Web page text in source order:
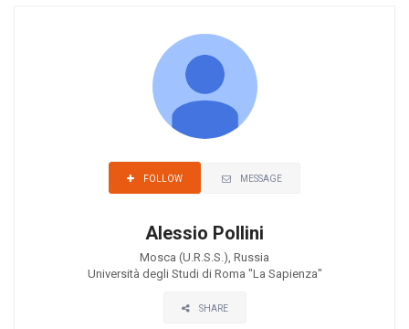
FOLLOW MESSAGE
Alessio Pollini
Mosca (U.R.S.S.), Russia
Università degli Studi di Roma "La Sapienza"
SHARE